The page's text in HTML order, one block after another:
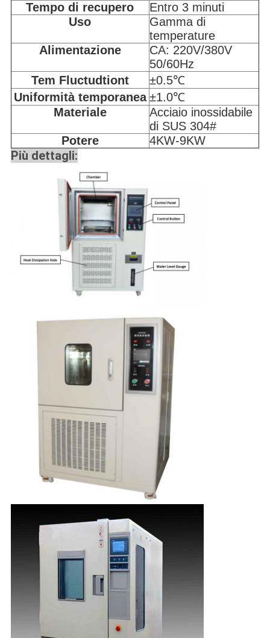
Tempo di recupero
Entro 3 minuti
Uso
Gamma di
temperature
Alimentazione
CA: 220V/380V
50/60Hz
Tem Fluctudtiont
±0.5℃
Uniformità temporanea ±1.0℃
Materiale
Acciaio inossidabile
di SUS 304#
Potere
4KW-9KW
Più dettagli: